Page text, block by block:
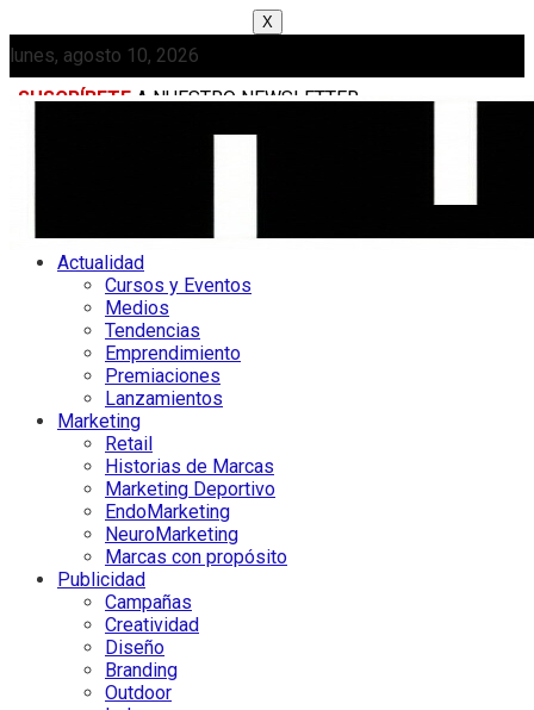
X
lunes, agosto 10, 2026
SUSCRÍBETE A NUESTRO NEWSLETTER
Actualidad
Cursos y Eventos
Medios
Tendencias
Emprendimiento
Premiaciones
Lanzamientos
Marketing
Retail
Historias de Marcas
Marketing Deportivo
EndoMarketing
NeuroMarketing
Marcas con propósito
Publicidad
Campañas
Creatividad
Diseño
Branding
Outdoor